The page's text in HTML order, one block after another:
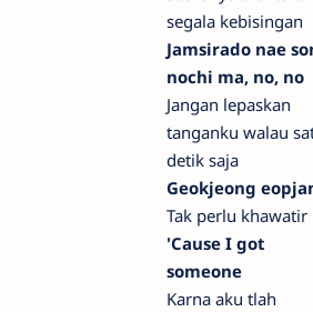
segala kebisingan
Jamsirado nae
nochi ma, no, no
Jangan lepaskan
tanganku walau
detik saja
Geokjeong
Tak perlu khawatir
'Cause I got
someone
Karna aku tlah